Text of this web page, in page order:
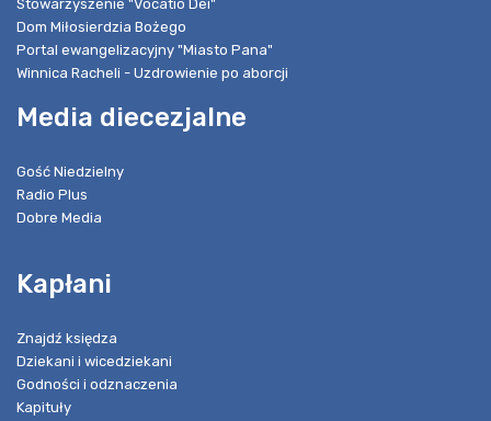
Stowarzyszenie "Vocatio Dei"
Dom Miłosierdzia Bożego
Portal ewangelizacyjny "Miasto Pana"
Winnica Racheli - Uzdrowienie po aborcji
Media diecezjalne
Gość Niedzielny
Radio Plus
Dobre Media
Kapłani
Znajdź księdza
Dziekani i wicedziekani
Godności i odznaczenia
Kapituły